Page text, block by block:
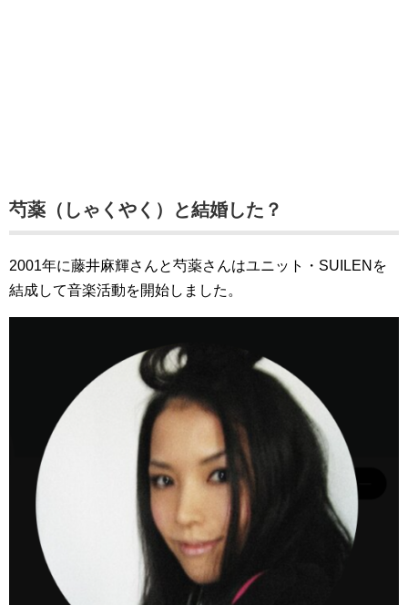
芍薬（しゃくやく）と結婚した？
2001年に藤井麻輝さんと芍薬さんはユニット・SUILENを
結成して音楽活動を開始しました。